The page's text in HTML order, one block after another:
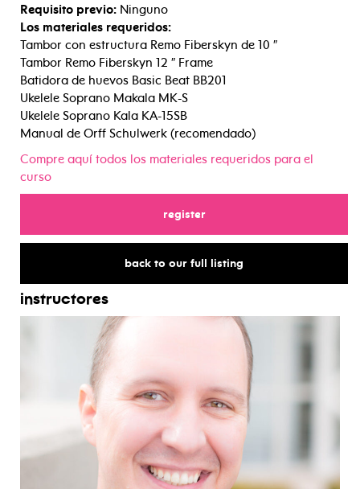
Requisito previo: Ninguno
Los materiales requeridos:
Tambor con estructura Remo Fiberskyn de 10 ″
Tambor Remo Fiberskyn 12 ″ Frame
Batidora de huevos Basic Beat BB201
Ukelele Soprano Makala MK-S
Ukelele Soprano Kala KA-15SB
Manual de Orff Schulwerk (recomendado)
Compre aquí todos los materiales requeridos para el
curso
registerfor
back to our full listing
instructores